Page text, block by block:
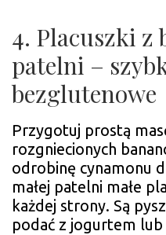
4. Placuszki z
patelni –
bezglutenowe
Przygotuj prostą
rozgniecionych
odrobinę cynamonu
małej patelni małe
każdej strony. Są
podać z jogurtem